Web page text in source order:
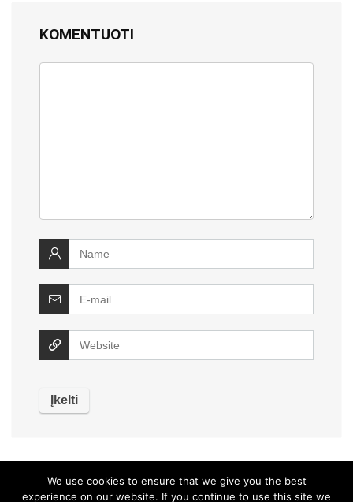
KOMENTUOTI
We use cookies to ensure that we give you the best
experience on our website. If you continue to use this site we